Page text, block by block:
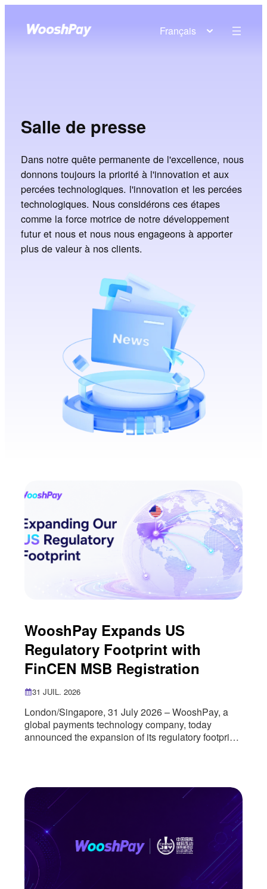
Français
Salle de presse
Dans notre quête permanente de l'excellence, nous
donnons toujours la priorité à l'innovation et aux
percées technologiques. l'innovation et les percées
technologiques. Nous considérons ces étapes
comme la force motrice de notre développement
futur et nous et nous nous engageons à apporter
plus de valeur à nos clients.
WooshPay Expands US
Regulatory Footprint with
FinCEN MSB Registration
31 JUIL. 2026
London/Singapore, 31 July 2026 – WooshPay, a
global payments technology company, today
announced the expansion of its regulatory footprint
Treasury’s Financial Crimes Enforcement Network
(FinCEN). The registration marks an important
milestone